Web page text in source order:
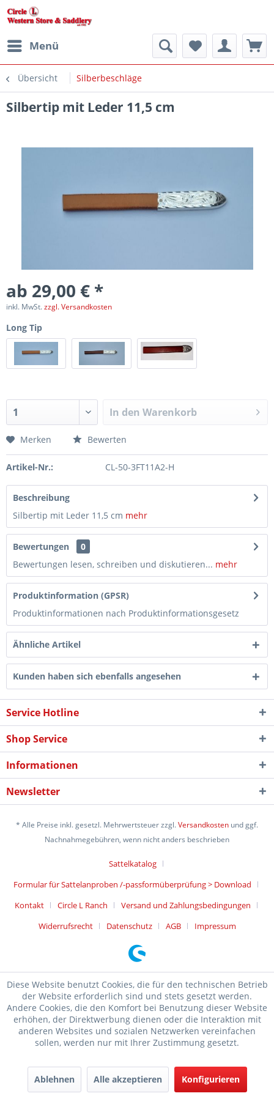
Menü
Übersicht Silberbeschläge
Silbertip mit Leder 11,5 cm
ab 29,00 € *
inkl. MwSt.zzgl. Versandkosten
Long Tip
In den Warenkorb
Merken Bewerten
Artikel-Nr.: CL-50-3FT11A2-H
Beschreibung
Silbertip mit Leder 11,5 cm mehr
Bewertungen
0
Bewertungen lesen, schreiben und diskutieren... mehr
Produktinformation (GPSR)
Produktinformationen nach Produktinformationsgesetz
Ähnliche Artikel
Kunden haben sich ebenfalls angesehen
Service Hotline
Shop Service
Informationen
Newsletter
* Alle Preise inkl. gesetzl. Mehrwertsteuer zzgl.Versandkosten und ggf.
Nachnahmegebühren, wenn nicht anders beschrieben
Sattelkatalog
Formular für Sattelanproben /-passformüberprüfung > Download
Kontakt
Circle L Ranch
Versand und Zahlungsbedingungen
Widerrufsrecht
Datenschutz AGB Impressum
Diese Website benutzt Cookies, die für den technischen Betrieb
der Website erforderlich sind und stets gesetzt werden.
Andere Cookies, die den Komfort bei Benutzung dieser Website
erhöhen, der Direktwerbung dienen oder die Interaktion mit
anderen Websites und sozialen Netzwerken vereinfachen
sollen, werden nur mit Ihrer Zustimmung gesetzt.
Ablehnen Alle akzeptieren Konfigurieren